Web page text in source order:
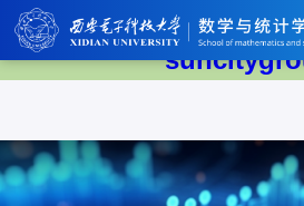
太阳集团tyc539(中